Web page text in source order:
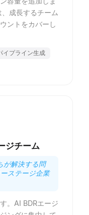
成長するチーム
ントをカバーし
イプライン生成
ジチーム
が解決する問
ステージ企業
。AI BDRエージ